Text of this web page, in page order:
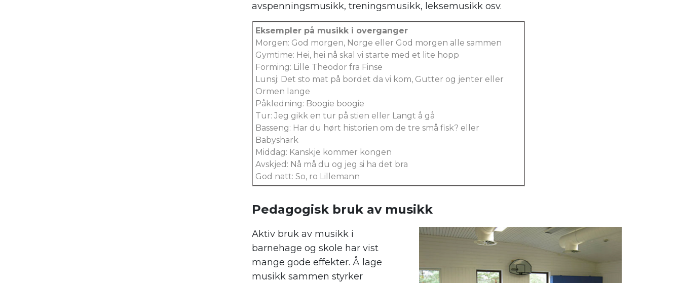
avspenningsmusikk, treningsmusikk, leksemusikk osv.
Eksempler på musikk i overganger
Morgen: God morgen, Norge eller God morgen alle sammen
Gymtime: Hei, hei nå skal vi starte med et lite hopp
Forming: Lille Theodor fra Finse
Lunsj: Det sto mat på bordet da vi kom, Gutter og jenter eller
Ormen lange
Påkledning: Boogie boogie
Tur: Jeg gikk en tur på stien eller Langt å gå
Basseng: Har du hørt historien om de tre små fisk? eller
Babyshark
Middag: Kanskje kommer kongen
Avskjed: Nå må du og jeg si ha det bra
God natt: So, ro Lillemann
Pedagogisk bruk av musikk
Aktiv bruk av musikk i
barnehage og skole har vist
mange gode effekter. Å lage
musikk sammen styrker